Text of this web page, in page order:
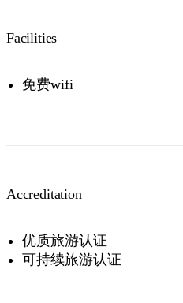
Facilities
免费wifi
Accreditation
优质旅游认证
可持续旅游认证